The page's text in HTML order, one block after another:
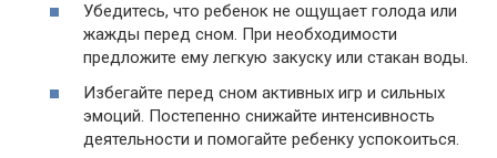
Убедитесь, что ребенок не ощущает голода или
жажды перед сном. При необходимости
предложите ему легкую закуску или стакан воды.
Избегайте перед сном активных игр и сильных
эмоций. Постепенно снижайте интенсивность
деятельности и помогайте ребенку успокоиться.